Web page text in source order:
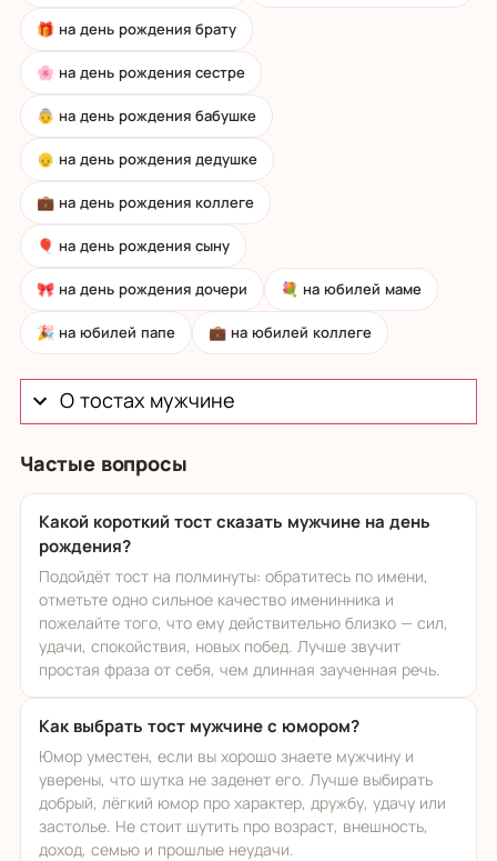
🎁 на день рождения брату
🌸 на день рождения сестре
👵 на день рождения бабушке
👴 на день рождения дедушке
💼 на день рождения коллеге
🎈 на день рождения сыну
🎀 на день рождения дочери 💐 на юбилей маме
🎉 на юбилей папе 💼 на юбилей коллеге
О тостах мужчине
Частые вопросы
Какой короткий тост сказать мужчине на день
рождения?
Подойдёт тост на полминуты: обратитесь по имени,
отметьте одно сильное качество именинника и
пожелайте того, что ему действительно близко — сил,
удачи, спокойствия, новых побед. Лучше звучит
простая фраза от себя, чем длинная заученная речь.
Как выбрать тост мужчине с юмором?
Юмор уместен, если вы хорошо знаете мужчину и
уверены, что шутка не заденет его. Лучше выбирать
добрый, лёгкий юмор про характер, дружбу, удачу или
застолье. Не стоит шутить про возраст, внешность,
доход, семью и прошлые неудачи.